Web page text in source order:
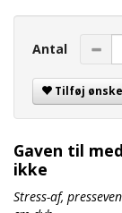
Antal
Tilføj
Gaven til
ikke
Stress-af,